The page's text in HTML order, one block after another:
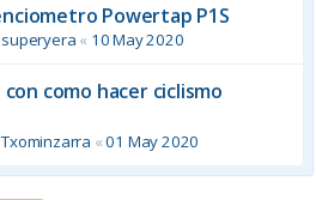
Powertap P1S
superyera « 10 May 2020
como hacer ciclismo
Txominzarra «01 May 2020